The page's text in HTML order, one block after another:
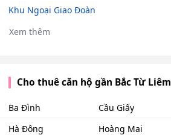
Khu Ngoại Giao Đoàn
Xem thêm
Cho thuê căn hộ gần Bắc Từ Liêm
Ba Đình Cầu Giấy
Hà Đông
Hoàng Mai